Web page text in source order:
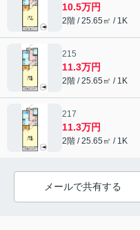
10.5万円
2階 / 25.65㎡ / 1K
215
11.3万円
2階 / 25.65㎡ / 1K
217
11.3万円
2階 / 25.65㎡ / 1K
メールで共有する